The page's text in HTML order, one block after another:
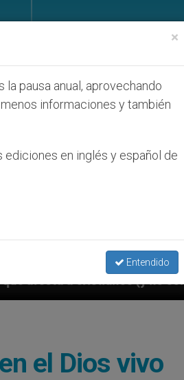
no sólo) en Tierra Santa
el Dios vivo
×
pausa anual, aprovechando
informaciones y también
en inglés y español de
Entendido